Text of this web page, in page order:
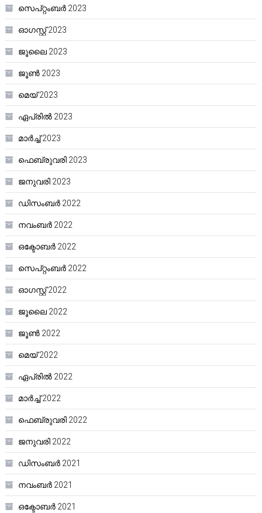
സെപ്റ്റംബർ 2023
ഓഗസ്റ്റ്‌ 2023
ജൂലൈ 2023
ജൂൺ 2023
മെയ്‌ 2023
ഏപ്രിൽ 2023
മാർച്ച്‌ 2023
ഫെബ്രുവരി 2023
ജനുവരി 2023
ഡിസംബർ 2022
നവംബർ 2022
ഒക്ടോബർ 2022
സെപ്റ്റംബർ 2022
ഓഗസ്റ്റ്‌ 2022
ജൂലൈ 2022
ജൂൺ 2022
മെയ്‌ 2022
ഏപ്രിൽ 2022
മാർച്ച്‌ 2022
ഫെബ്രുവരി 2022
ജനുവരി 2022
ഡിസംബർ 2021
നവംബർ 2021
ഒക്ടോബർ 2021